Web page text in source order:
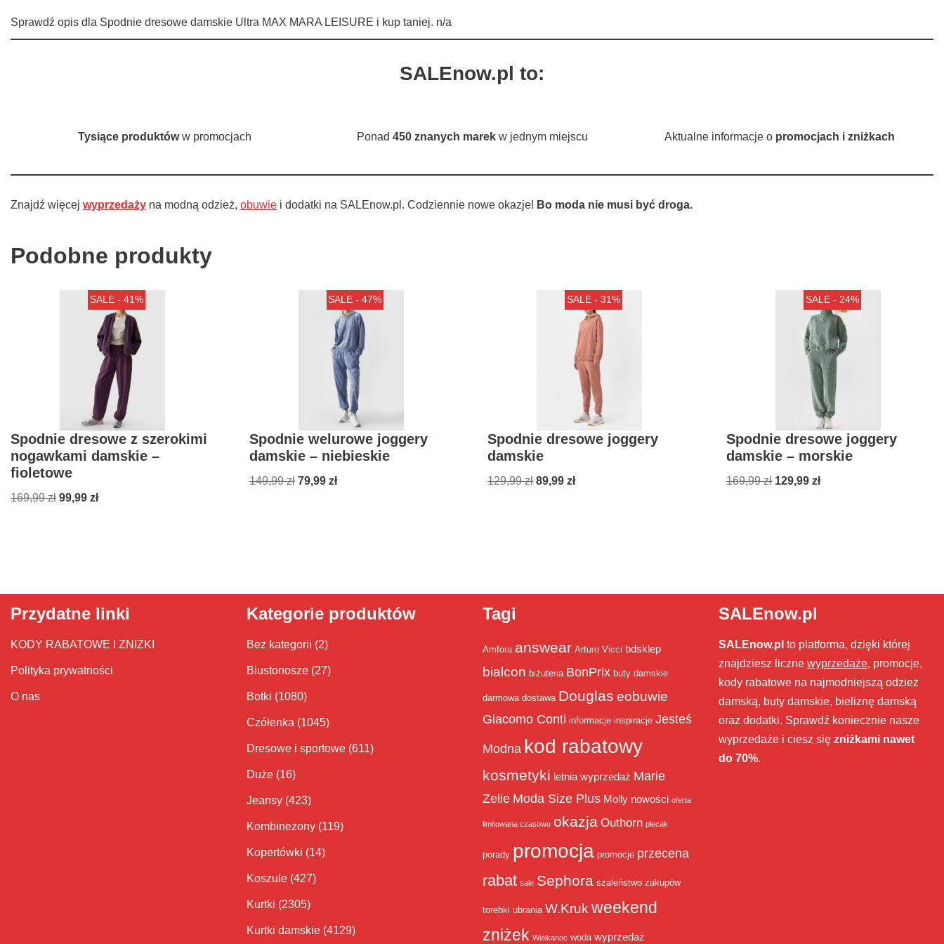
Sprawdź opis dla Spodnie dresowe damskie Ultra MAX MARA LEISURE i kup taniej. n/a
SALEnow.pl to:
Tysiące produktóww promocjach Ponad 450 znanych marekw jednym miejscu Aktualne informacje o promocjach i zniżkach
Znajdź więcej wyprzedaży na modną odzież, obuwie i dodatki na SALEnow.pl. Codziennie nowe okazje! Bo moda nie musi być droga.
Podobne produkty
SALE - 41%
Spodnie dresowe z szerokimi
nogawkami damskie –
fioletowe
169,99zł 99,99 zł
SALE - 47%
Spodnie welurowe joggery
damskie – niebieskie
149,99zł 79,99 zł
SALE - 31%
Spodnie dresowe joggery
damskie
129,99zł 89,99zł
SALE - 24%
Spodnie dresowe joggery
damskie – morskie
169,99zł 129,99 zł
Przydatne linki
KODY RABATOWE I ZNIŻKI
Polityka prywatności
O nas
Kategorie produktów
Bez kategorii (2)
Biustonosze (27)
Botki (1080)
Czółenka (1045)
Dresowe i sportowe (611)
Duże (16)
Jeansy (423)
Kombinezony (119)
Kopertówki (14)
Koszule (427)
Kurtki (2305)
Kurtki damskie (4129)
Tagi
Amfora answear Arturo Vicci bdsklep
bialcon biżuteria BonPrix buty damskie
darmowa dostawa Douglas eobuwie
Giacomo Conti informacje inspiracje Jesteś
Modna kod rabatowy
kosmetyki letnia wyprzedaż Marie
Zelie Moda Size Plus Molly nowości oferta
limitowana czasowo okazja Outhorn plecak
porady promocja promocje przecena
rabat sale Sephora szaleństwo zakupów
torebki ubrania W.Kruk weekend
zniżek Wielkanoc woda wyprzedaż
SALEnow.pl
SALEnow.pl to platforma, dzięki której
znajdziesz liczne wyprzedaże, promocje,
kody rabatowe na najmodniejszą odzież
damską, buty damskie, bieliznę damską
oraz dodatki. Sprawdź koniecznie nasze
wyprzedaże i ciesz się zniżkami nawet
do 70%.